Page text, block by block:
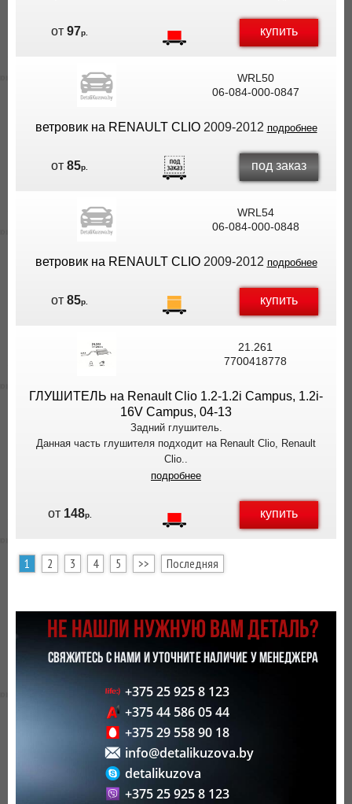
от97р. купить
WRL50
06-084-000-0847
ветровик на RENAULT CLIO2009-2012 подробнее
от85р. под заказ
WRL54
06-084-000-0848
ветровик на RENAULT CLIO2009-2012 подробнее
от85р. купить
21.261
7700418778
ГЛУШИТЕЛЬ на Renault Clio 1.2-1.2i Campus, 1.2i-
16V Campus, 04-13
Задний глушитель.
Данная часть глушителя подходит на Renault Clio, Renault
Clio..
подробнее
от 148р. купить
1 2 3 4 5 >> Последняя
НЕ НАШЛИ НУЖНУЮ ВАМ ДЕТАЛЬ?
СВЯЖИТЕСЬ С НАМИ И УТОЧНИТЕ НАЛИЧИЕ У МЕНЕДЖЕРА
+375 25 925 8 123
+375 44 586 05 44
+375 29 558 90 18
info@detalikuzova.by
detalikuzova
+375 25 925 8 123